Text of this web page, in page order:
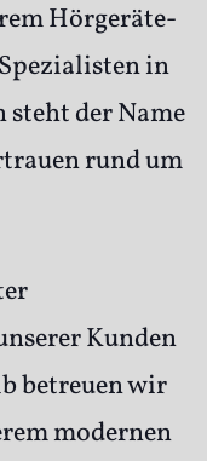
Hörgeräte-
in
steht der Name
rund um
Kunden
betreuen wir
modernen